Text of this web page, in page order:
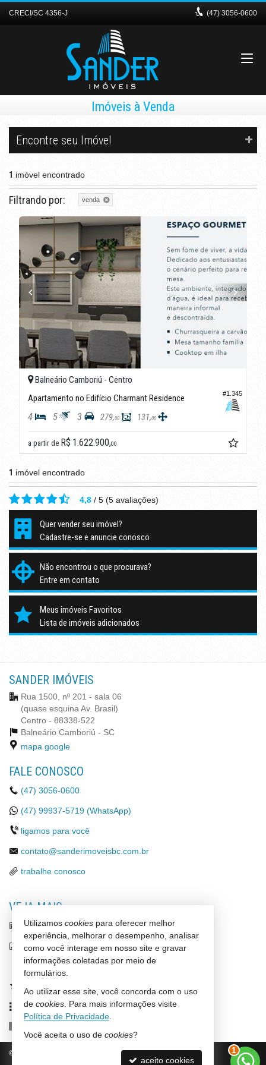
CRECI/SC 4356-J (47) 3056-0600
Imóveis à Venda
Encontre seu Imóvel
1 imóvel encontrado
Filtrando por: venda
#1.345
Balneário Camboriú - Centro
Apartamento no Edifício Charmant Residence
4 5 3 279,00 131,00
a partir de R$ 1.622.900,00
1 imóvel encontrado
4,8 / 5 (5 avaliações)
Quer vender seu imóvel?
Cadastre-se e anuncie conosco
Não encontrou o que procurava?
Entre em contato
Meus imóveis Favoritos
Lista de imóveis adicionados
SANDER IMÓVEIS
Rua 1500, nº 201 - sala 06
(quase esquina Av. Brasil)
Centro - 88338-522
Balneário Camboriú - SC
mapa google
FALE CONOSCO
(47) 3056-0600
(47) 99937-5719 (WhatsApp)
ligamos para você
contato@sanderimoveisbc.com.br
trabalhe conosco
VEJA MAIS
receba nosso newsletter
indicadores financeiros
cadastre seu imóvel
imóveis favoritos
mapa de imóveis
© Política de Privacidade 1
Utilizamos cookies para oferecer melhor
experiência, melhorar o desempenho, analisar
como você interage em nosso site e gravar
informações coletadas por meio de
formulários.
Ao utilizar esse site, você concorda com o uso
de cookies . Para mais informações visite
Política de Privacidade
Você aceita o uso de cookies?
aceito cookies